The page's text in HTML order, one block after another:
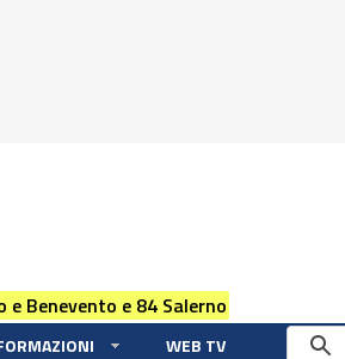
e Benevento e 84 Salerno
WEB TV